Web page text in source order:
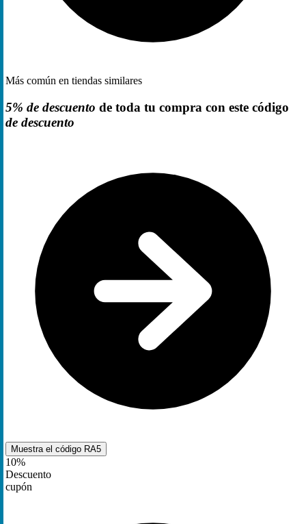
Más común en tiendas similares
5% de descuento de toda tu compra con este código
de descuento
Muestra el código RA5
10%
Descuento
cupón